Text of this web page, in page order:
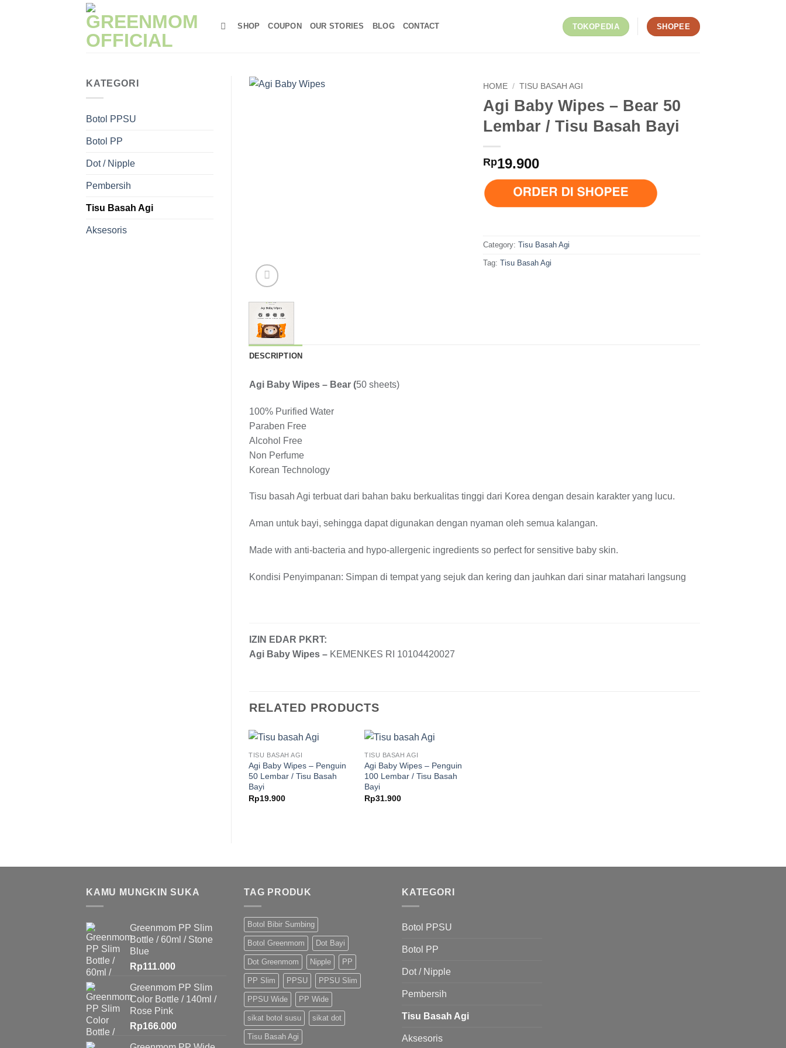
SHOP COUPON OUR STORIES BLOG CONTACT TOKOPEDIA SHOPEE
KATEGORI
Botol PPSU
Botol PP
Dot / Nipple
Pembersih
Tisu Basah Agi
Aksesoris
HOME / TISU BASAH AGI
Agi Baby Wipes – Bear 50
Lembar / Tisu Basah Bayi
Rp19.900
Category:Tisu Basah Agi
Tag:Tisu Basah Agi
DESCRIPTION
Agi Baby Wipes – Bear (50 sheets)
100% Purified Water
Paraben Free
Alcohol Free
Non Perfume
Korean Technology
Tisu basah Agi terbuat dari bahan baku berkualitas tinggi dari Korea dengan desain karakter yang lucu.
Aman untuk bayi, sehingga dapat digunakan dengan nyaman oleh semua kalangan.
Made with anti-bacteria and hypo-allergenic ingredients so perfect for sensitive baby skin.
Kondisi Penyimpanan: Simpan di tempat yang sejuk dan kering dan jauhkan dari sinar matahari langsung
IZIN EDAR PKRT:
Agi Baby Wipes – KEMENKES RI 10104420027
RELATED PRODUCTS
TISU BASAH AGI
Agi Baby Wipes – Penguin
50 Lembar / Tisu Basah
Bayi
Rp19.900
TISU BASAH AGI
Agi Baby Wipes – Penguin
100 Lembar / Tisu Basah
Bayi
Rp31.900
KAMU MUNGKIN SUKA
Greenmom PP Slim
Bottle / 60ml / Stone
Blue
Rp111.000
Greenmom PP Slim
Color Bottle / 140ml /
Rose Pink
Rp166.000
TAG PRODUK
Botol Bibir Sumbing
Botol Greenmom Dot Bayi
Dot Greenmom Nipple PP
PP Slim PPSU PPSU Slim
PPSU Wide PP Wide
sikat botol susu sikat dot
Tisu Basah Agi
KATEGORI
Botol PPSU
Botol PP
Dot / Nipple
Pembersih
Tisu Basah Agi
Aksesoris